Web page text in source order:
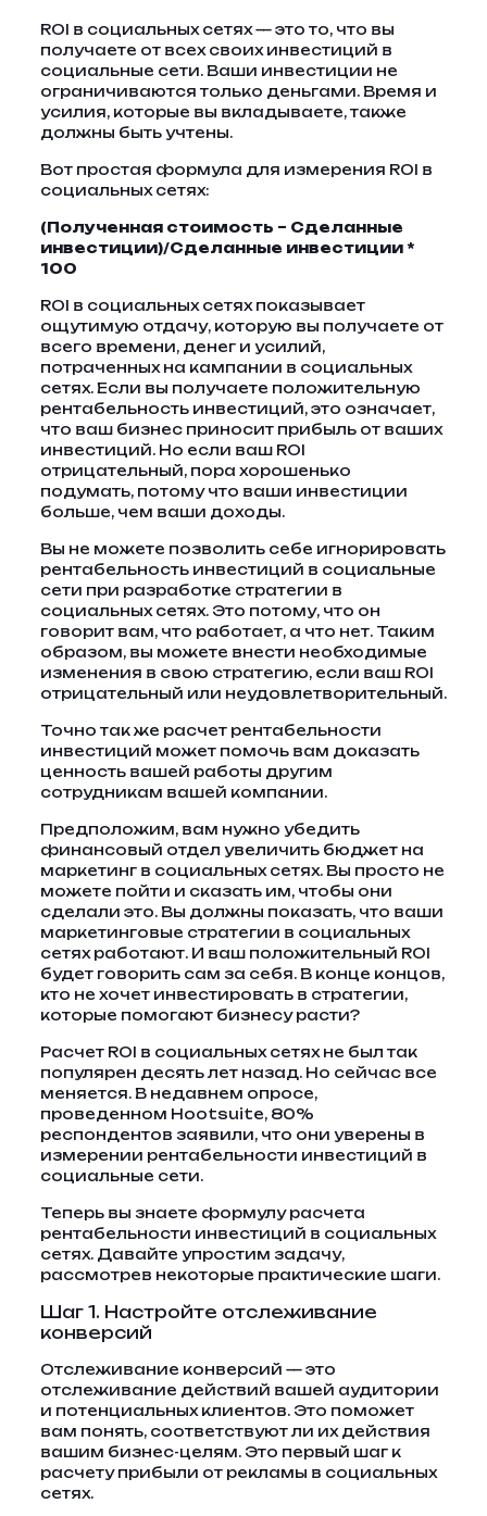
ROI в социальных сетях — это то, что вы
получаете от всех своих инвестиций в
социальные сети. Ваши инвестиции не
ограничиваются только деньгами. Время и
усилия, которые вы вкладываете, также
должны быть учтены.
Вот простая формула для измерения ROI в
социальных сетях:
(Полученная стоимость – Сделанные
инвестиции)/Сделанные инвестиции *
100
ROI в социальных сетях показывает
ощутимую отдачу, которую вы получаете от
всего времени, денег и усилий,
потраченных на кампании в социальных
сетях. Если вы получаете положительную
рентабельность инвестиций, это означает,
что ваш бизнес приносит прибыль от ваших
инвестиций. Но если ваш ROI
отрицательный, пора хорошенько
подумать, потому что ваши инвестиции
больше, чем ваши доходы.
Вы не можете позволить себе игнорировать
рентабельность инвестиций в социальные
сети при разработке стратегии в
социальных сетях. Это потому, что он
говорит вам, что работает, а что нет. Таким
образом, вы можете внести необходимые
изменения в свою стратегию, если ваш ROI
отрицательный или неудовлетворительный.
Точно так же расчет рентабельности
инвестиций может помочь вам доказать
ценность вашей работы другим
сотрудникам вашей компании.
Предположим, вам нужно убедить
финансовый отдел увеличить бюджет на
маркетинг в социальных сетях. Вы просто не
можете пойти и сказать им, чтобы они
сделали это. Вы должны показать, что ваши
маркетинговые стратегии в социальных
сетях работают. И ваш положительный ROI
будет говорить сам за себя. В конце концов,
кто не хочет инвестировать в стратегии,
которые помогают бизнесу расти?
Расчет ROI в социальных сетях не был так
популярен десять лет назад. Но сейчас все
меняется. В недавнем опросе,
проведенном Hootsuite, 80%
респондентов заявили, что они уверены в
измерении рентабельности инвестиций в
социальные сети.
Теперь вы знаете формулу расчета
рентабельности инвестиций в социальных
сетях. Давайте упростим задачу,
рассмотрев некоторые практические шаги.
Шаг 1. Настройте отслеживание
конверсий
Отслеживание конверсий — это
отслеживание действий вашей аудитории
и потенциальных клиентов. Это поможет
вам понять, соответствуют ли их действия
вашим бизнес-целям. Это первый шаг к
расчету прибыли от рекламы в социальных
сетях.